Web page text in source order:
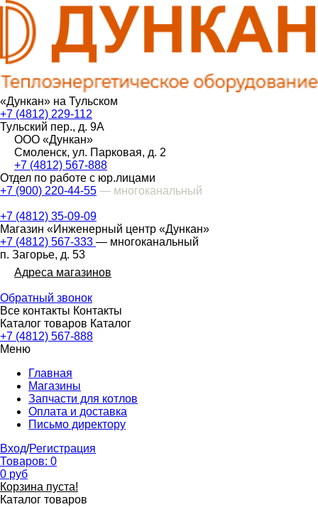
«Дункан» на Тульском
+7 (4812) 229-112
Тульский пер., д. 9А
ООО «Дункан»
Смоленск, ул. Парковая, д. 2
+7 (4812) 567-888
Отдел по работе с юр.лицами
+7 (900) 220-44-55 — многоканальный
+7 (4812) 35-09-09
Магазин «Инженерный центр «Дункан»
+7 (4812) 567-333 — многоканальный
п. Загорье, д. 53
Адреса магазинов
Обратный звонок
Все контакты Контакты
Каталог товаров Каталог
+7 (4812) 567-888
Меню
Главная
Магазины
Запчасти для котлов
Оплата и доставка
Письмо директору
Вход/Регистрация
Товаров: 0
0 руб
Корзина пуста!
Каталог товаров